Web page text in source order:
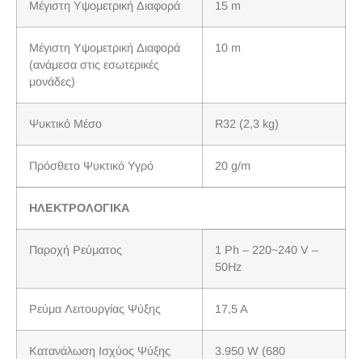
Μέγιστη Υψομετρική Διαφορά 15 m
Μέγιστη Υψομετρική Διαφορά
(ανάμεσα στις εσωτερικές
μονάδες)
10 m
Ψυκτικό Μέσο R32 (2,3 kg)
Πρόσθετο Ψυκτικό Υγρό 20 g/m
ΗΛΕΚΤΡΟΛΟΓΙΚΑ
Παροχή Ρεύματος
1 Ph – 220~240 V –
50Hz
Ρεύμα Λειτουργίας Ψύξης 17,5 A
Κατανάλωση Ισχύος Ψύξης
3.950 W (680